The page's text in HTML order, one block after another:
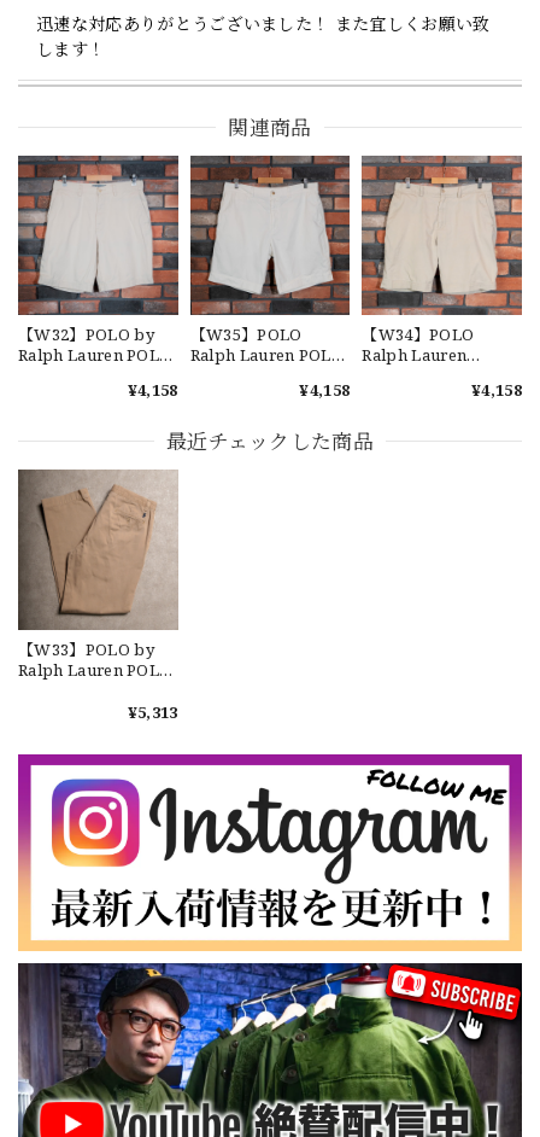
迅速な対応ありがとうございました！ また宜しくお願い致
します！
SPO
2026/07/18
交換商品受け取りました 速い発送ありがとうございました
又、トートバッグありがとうございます。使わせて頂きま
す。商品ですがニューエラとはひと味違ってとてもいいと思
います。チェーンステッチが雰囲気があり、他とかぶらない
感じが気に入りました。 YouTube 楽しみにしてます
GREEN
2026/07/17
2026/07/17
DSA
なかなか見つからないこの色味が本当に好きです！ありがと
うございました！
【LARGE】Ralph Lauren Short Sleeve Cotton BD Shirt ラルフローレン ユーズド 半袖 ボタンダウンシャツ No.146
2026/07/14
３.1947 New York Cubans
2026/07/01
関連商品
【W32】POLO by
Ralph Lauren POLO
ルフローレン ユーズ
パンツ No.26
¥4,158
【W35】POLO
Ralph Lauren POLO
FIT 9" ポロチノ ショ
ショーツ ショートパ
ンツ ユーズド クラシ
¥4,158
【W34】POLO
Ralph Lauren
"CLASSIC FIT 9" チノ
ルフローレン ショー
¥4,158
最近チェックした商品
【W33】POLO by
Ralph Lauren POLO
PANT" ポロチノ ラル
プレストン No.132
¥5,313